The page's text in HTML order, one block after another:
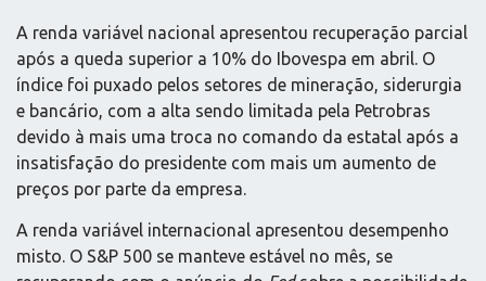
A renda variável nacional apresentou recuperação parcial
após a queda superior a 10% do Ibovespa em abril. O
índice foi puxado pelos setores de mineração, siderurgia
e bancário, com a alta sendo limitada pela Petrobras
devido à mais uma troca no comando da estatal após a
insatisfação do presidente com mais um aumento de
preços por parte da empresa.
A renda variável internacional apresentou desempenho
misto. O S&P 500 se manteve estável no mês, se